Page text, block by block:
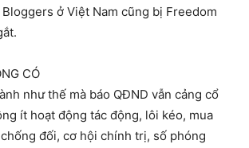
ở Việt Nam cũng bị Freedom
CÓ
như thế mà báo QĐND vẫn cảng cổ
ít hoạt động tác động, lôi kéo, mua
đối, cơ hội chính trị, số phóng